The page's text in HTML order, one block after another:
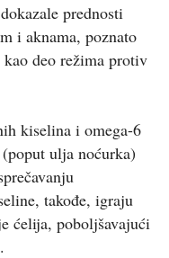
prednosti
i aknama, poznato
deo režima protiv
kiselina i omega-6
ulja noćurka)
takođe, igraju
ćelija, poboljšavajući